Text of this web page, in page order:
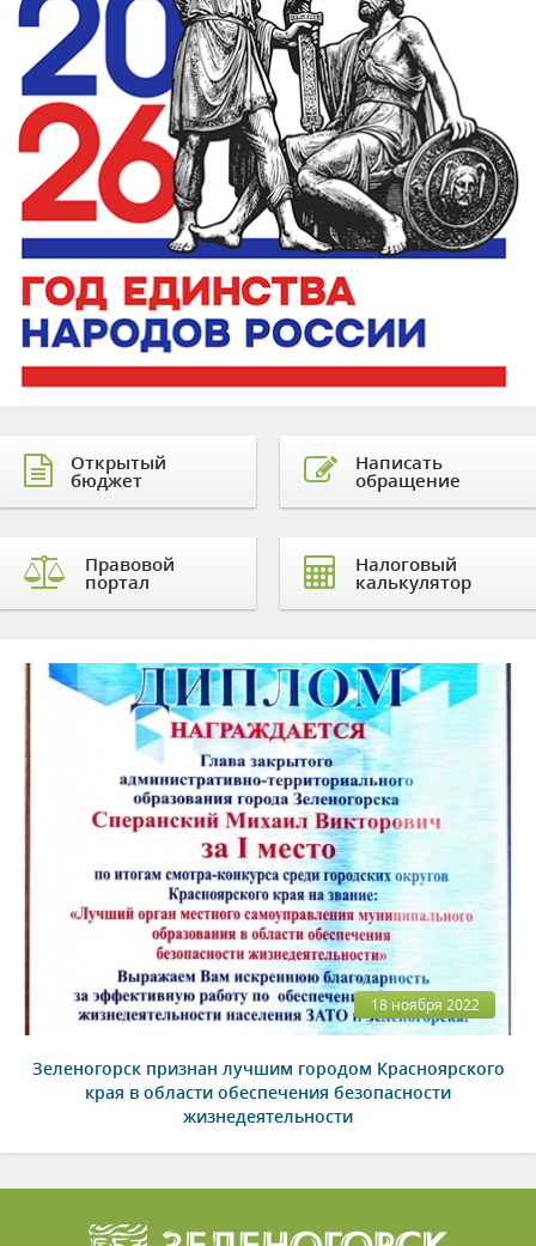
Открытый
бюджет
Правовой
портал
Написать
обращение
Налоговый
калькулятор
18 ноября 2022
Зеленогорск признан лучшим городом Красноярского
края в области обеспечения безопасности
жизнедеятельности